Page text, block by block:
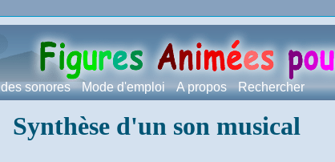
sonores Mode d'emploi A propos Rechercher
Synthèse d'un son musical